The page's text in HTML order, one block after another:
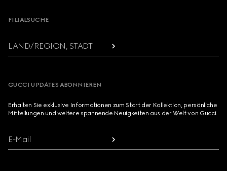
FILIALSUCHE
LAND/REGION, STADT
GUCCI UPDATES ABONNIEREN
Erhalten Sie exklusive Informationen zum Start der Kollektion, persönliche
Mitteilungen und weitere spannende Neuigkeiten aus der Welt von Gucci.
E-Mail